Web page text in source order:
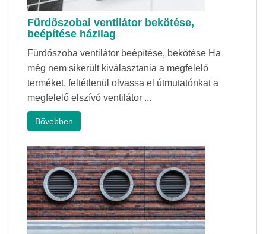
Fürdőszobai ventilátor bekötése,
beépítése házilag
Fürdőszoba ventilátor beépítése, bekötése Ha
még nem sikerült kiválasztania a megfelelő
terméket, feltétlenül olvassa el útmutatónkat a
megfelelő elszívó ventilátor ...
Bővebben